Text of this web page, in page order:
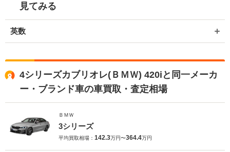
見てみる
英数
4シリーズカブリオレ(ＢＭＷ) 420iと同一メーカ
ー・ブランド車の車買取・査定相場
ＢＭＷ
3シリーズ
平均買取相場： 142.3万円〜364.4万円